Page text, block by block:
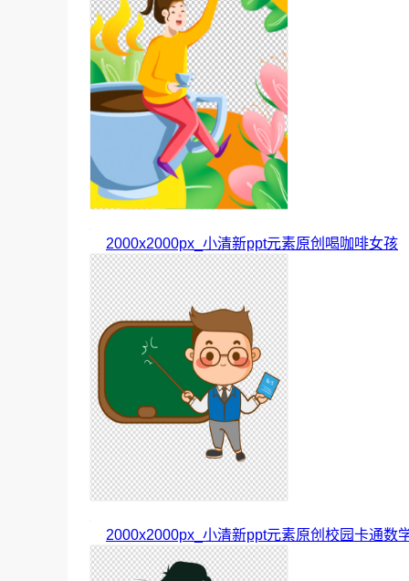
2000x2000px_小清新ppt元素原创喝咖啡女孩
2000x2000px_小清新ppt元素原创校园卡通数